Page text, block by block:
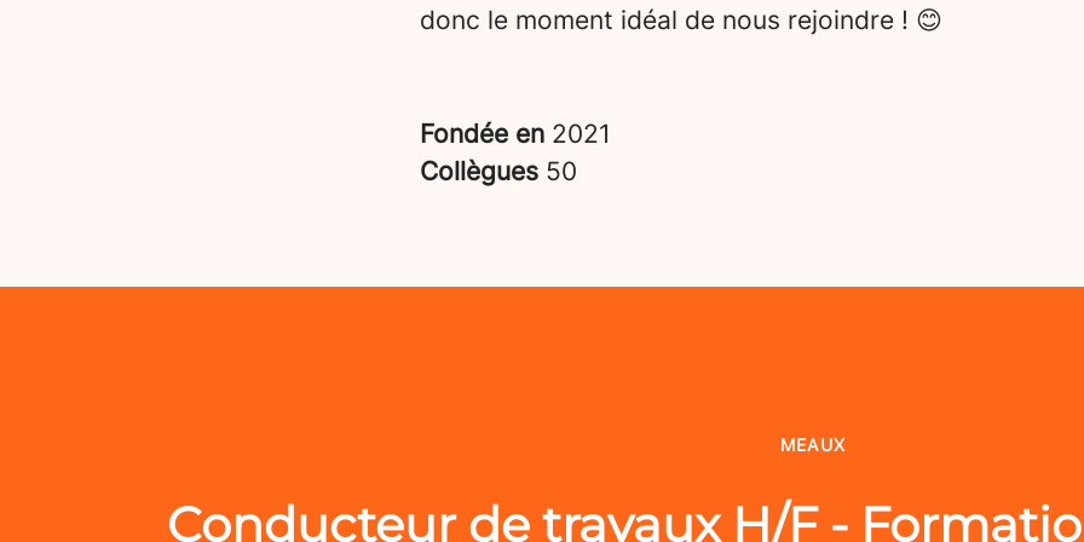
donc le moment idéal de nous rejoindre ! 😊
Fondée en 2021
Collègues 50
MEAUX
Conducteur de travaux H/F -